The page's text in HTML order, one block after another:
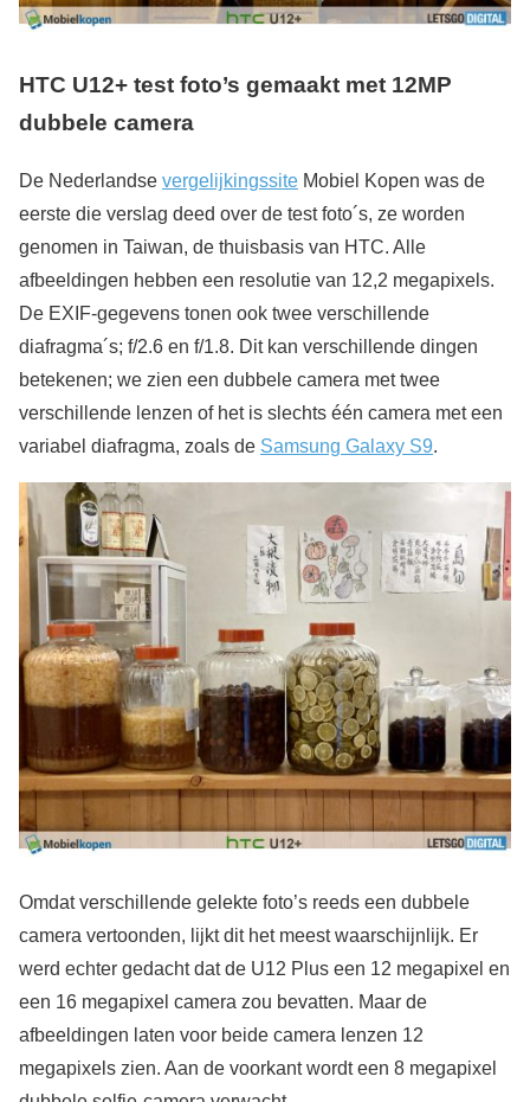
HTC U12+ test foto’s gemaakt met 12MP
dubbele camera
De Nederlandse vergelijkingssite Mobiel Kopen was de
eerste die verslag deed over de test foto´s, ze worden
genomen in Taiwan, de thuisbasis van HTC. Alle
afbeeldingen hebben een resolutie van 12,2 megapixels.
De EXIF-gegevens tonen ook twee verschillende
diafragma´s; f/2.6 en f/1.8. Dit kan verschillende dingen
betekenen; we zien een dubbele camera met twee
verschillende lenzen of het is slechts één camera met een
variabel diafragma, zoals de Samsung Galaxy S9.
Omdat verschillende gelekte foto’s reeds een dubbele
camera vertoonden, lijkt dit het meest waarschijnlijk. Er
werd echter gedacht dat de U12 Plus een 12 megapixel en
een 16 megapixel camera zou bevatten. Maar de
afbeeldingen laten voor beide camera lenzen 12
megapixels zien. Aan de voorkant wordt een 8 megapixel